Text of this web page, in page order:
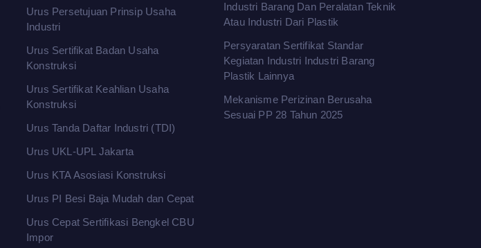
Urus Persetujuan Prinsip Usaha
Industri
Urus Sertifikat Badan Usaha
Konstruksi
Urus Sertifikat Keahlian Usaha
Konstruksi
Urus Tanda Daftar Industri (TDI)
Urus UKL-UPL Jakarta
Urus KTA Asosiasi Konstruksi
Urus PI Besi Baja Mudah dan Cepat
Urus Cepat Sertifikasi Bengkel CBU
Impor
Industri Barang Dan Peralatan Teknik
Atau Industri Dari Plastik
Persyaratan Sertifikat Standar
Kegiatan Industri Industri Barang
Plastik Lainnya
Mekanisme Perizinan Berusaha
Sesuai PP 28 Tahun 2025